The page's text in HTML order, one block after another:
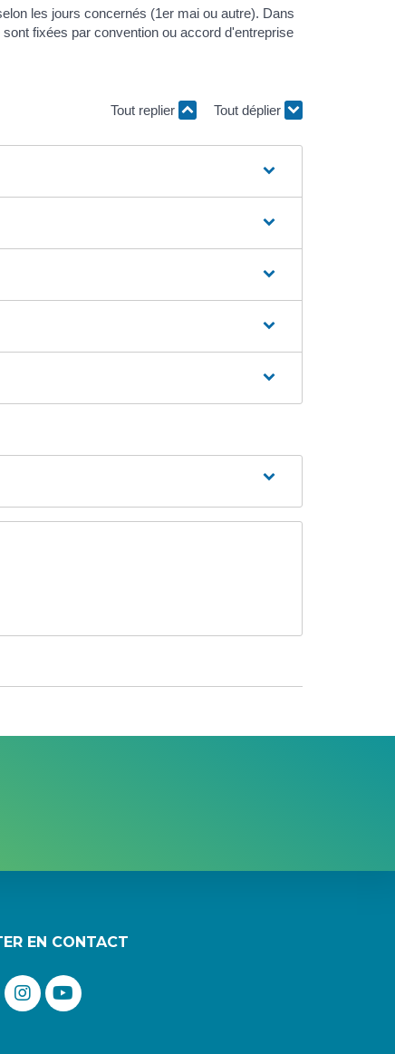
les jours concernés (1er mai ou autre). Dans
fixées par convention ou accord d'entreprise
Tout replier Tout déplier
EN CONTACT